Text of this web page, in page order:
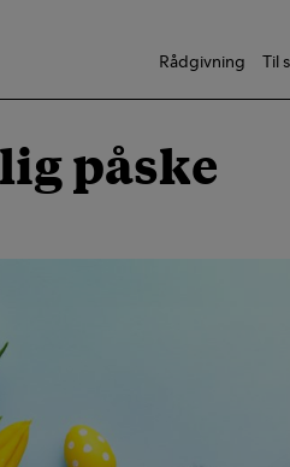
Rådgivning Til
påske